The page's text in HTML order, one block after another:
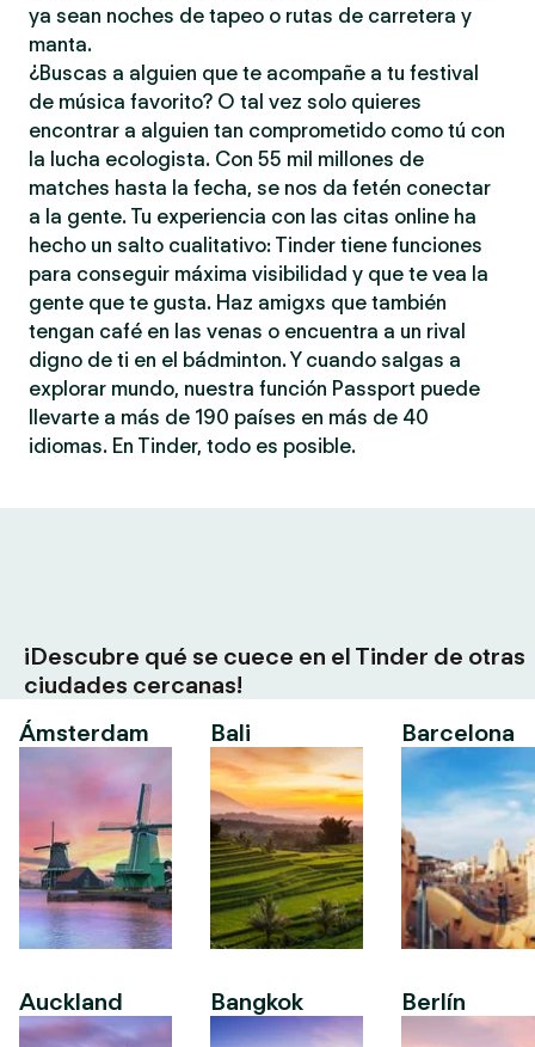
ya sean noches de tapeo o rutas de carretera y
manta.
¿Buscas a alguien que te acompañe a tu festival
de música favorito? O tal vez solo quieres
encontrar a alguien tan comprometido como tú con
la lucha ecologista. Con 55 mil millones de
matches hasta la fecha, se nos da fetén conectar
a la gente. Tu experiencia con las citas online ha
hecho un salto cualitativo: Tinder tiene funciones
para conseguir máxima visibilidad y que te vea la
gente que te gusta. Haz amigxs que también
tengan café en las venas o encuentra a un rival
digno de ti en el bádminton. Y cuando salgas a
explorar mundo, nuestra función Passport puede
llevarte a más de 190 países en más de 40
idiomas. En Tinder, todo es posible.
¡Descubre qué se cuece en el Tinder de otras
ciudades cercanas!
Ámsterdam
Auckland
Bali
Bangkok
Barcelona
Berlín